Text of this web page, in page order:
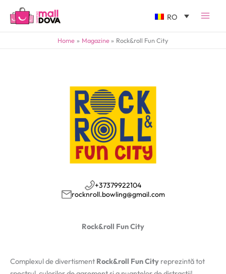
RO
Home Magazine Rock&roll Fun City
+37379922104
rocknroll.bowling@gmail.com
Rock&roll Fun City
Complexul de divertisment Rock&roll Fun City reprezintă tot